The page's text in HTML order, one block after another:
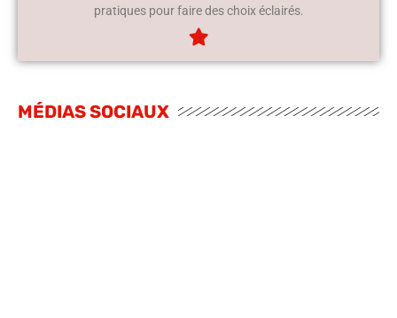
pratiques pour faire des choix éclairés.
MÉDIAS SOCIAUX